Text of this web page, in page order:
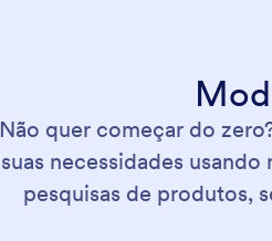
Não quer começar do
suas necessidades
pesquisas de produtos,